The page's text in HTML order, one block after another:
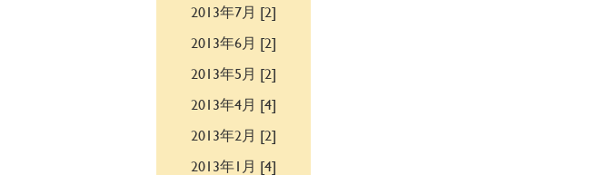
2013年7月 [2]
2013年6月 [2]
2013年5月 [2]
2013年4月 [4]
2013年2月 [2]
2013年1月 [4]